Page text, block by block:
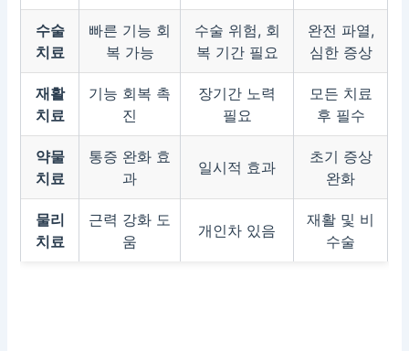
수술
치료
빠른 기능 회
복 가능
수술 위험, 회
복 기간 필요
완전 파열,
심한 증상
재활
치료
기능 회복 촉
진
장기간 노력
필요
모든 치료
후 필수
약물
치료
통증 완화 효
과
일시적 효과
초기 증상
완화
물리
치료
근력 강화 도
움
개인차 있음
재활 및 비
수술